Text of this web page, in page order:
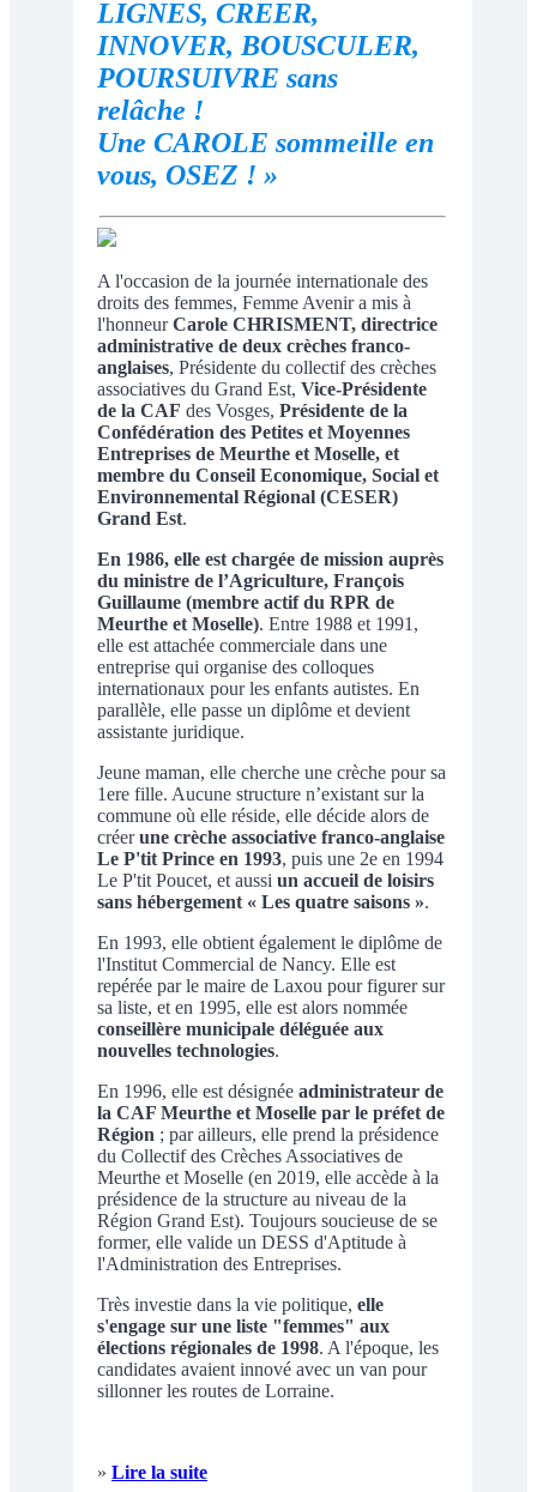
LIGNES, CREER,
INNOVER, BOUSCULER,
POURSUIVRE sans
relâche !
Une CAROLE sommeille en
vous, OSEZ ! »
A l'occasion de la journée internationale des
droits des femmes, Femme Avenir a mis à
l'honneurCarole CHRISMENT, directrice
administrative de deux crèches franco-
anglaises, Présidente du collectif des crèches
associatives du Grand Est, Vice-Présidente
de la CAF des Vosges, Présidente de la
Confédération des Petites et Moyennes
Entreprises de Meurthe et Moselle, et
membre du Conseil Economique, Social et
Environnemental Régional (CESER)
Grand Est.
En 1986, elle est chargée de mission auprès
du ministre de l’Agriculture, François
Guillaume (membre actif du RPR de
Meurthe et Moselle). Entre 1988 et 1991,
elle est attachée commerciale dans une
entreprise qui organise des colloques
internationaux pour les enfants autistes. En
parallèle, elle passe un diplôme et devient
assistante juridique.
Jeune maman, elle cherche une crèche pour sa
1ere fille. Aucune structure n’existant sur la
commune où elle réside, elle décide alors de
créerune crèche associative franco-anglaise
Le P'tit Prince en 1993, puis une 2e en 1994
Le P'tit Poucet, et aussi un accueil de loisirs
sans hébergement « Les quatre saisons ».
En 1993, elle obtient également le diplôme de
l'Institut Commercial de Nancy. Elle est
repérée par le maire de Laxou pour figurer sur
sa liste, et en 1995, elle est alors nommée
conseillère municipale déléguée aux
nouvelles technologies.
En 1996, elle est désignée administrateur de
la CAF Meurthe et Moselle par le préfet de
Région ; par ailleurs, elle prend la présidence
du Collectif des Crèches Associatives de
Meurthe et Moselle (en 2019, elle accède à la
présidence de la structure au niveau de la
Région Grand Est). Toujours soucieuse de se
former, elle valide un DESS d'Aptitude à
l'Administration des Entreprises.
Très investie dans la vie politique, elle
s'engage sur une liste "femmes" aux
élections régionales de 1998. A l'époque, les
candidates avaient innové avec un van pour
sillonner les routes de Lorraine.
» Lire la suite